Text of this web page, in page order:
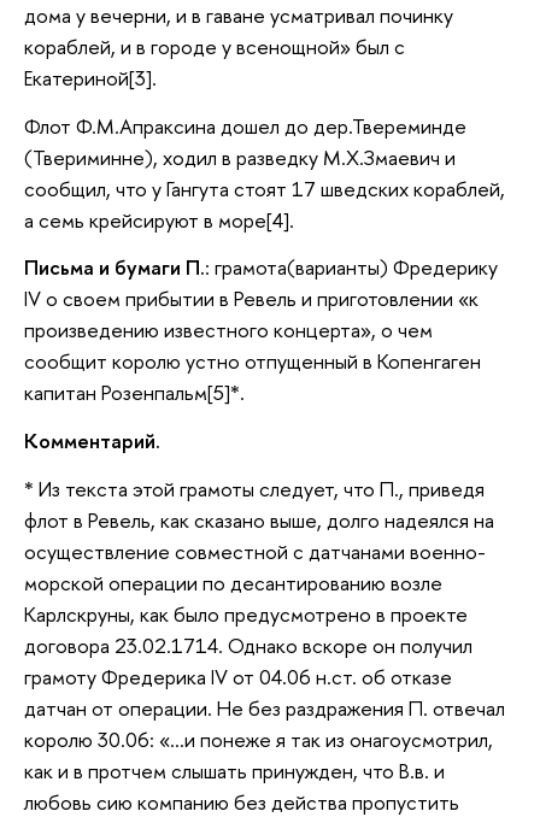
дома у вечерни, и в гаване усматривал починку
кораблей, и в городе у всенощной» был с
Екатериной[3].
Флот Ф.М.Апраксина дошел до дер.Твереминде
(Твериминне), ходил в разведку М.Х.Змаевич и
сообщил, что у Гангута стоят 17 шведских кораблей,
а семь крейсируют в море[4].
Письма и бумаги П.: грамота(варианты) Фредерику
IV о своем прибытии в Ревель и приготовлении «к
произведению известного концерта», о чем
сообщит королю устно отпущенный в Копенгаген
капитан Розенпальм[5]*.
Комментарий.
* Из текста этой грамоты следует, что П., приведя
флот в Ревель, как сказано выше, долго надеялся на
осуществление совместной с датчанами военно-
морской операции по десантированию возле
Карлскруны, как было предусмотрено в проекте
договора 23.02.1714. Однако вскоре он получил
грамоту Фредерика IV от 04.06 н.ст. об отказе
датчан от операции. Не без раздражения П. отвечал
королю 30.06: «…и понеже я так из онагоусмотрил,
как и в протчем слышать принужден, что В.в. и
любовь сию компанию без действа пропустить